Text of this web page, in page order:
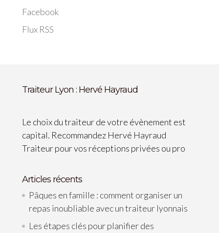
Facebook
Flux RSS
Traiteur Lyon : Hervé Hayraud
Le choix du traiteur de votre évènement est
capital. Recommandez Hervé Hayraud
Traiteur pour vos réceptions privées ou pro
Articles récents
Pâques en famille : comment organiser un
repas inoubliable avec un traiteur lyonnais
Les étapes clés pour planifier des